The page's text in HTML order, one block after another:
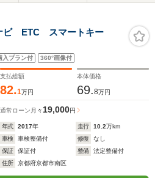
ビ ETC スマートキー
入プラン付 360°画像付
支払総額
82.1万円
本体価格
69.8万円
通常ローン 月々19,000円
年式 2017年 走行 10.2万km
車検
車検整備付 修復
なし
保証
保証付 整備
法定整備付
住所
京都府京都市南区